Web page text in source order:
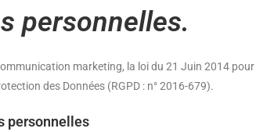
personnelles.
marketing, la loi du 21 Juin 2014
des Données (RGPD : n° 2016-679).
personnelles